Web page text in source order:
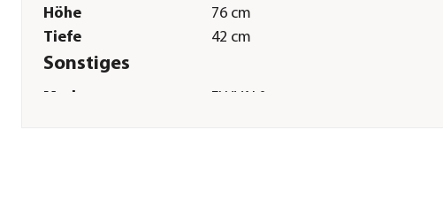
Höhe
76 cm
Tiefe
42 cm
Sonstiges
Marke FLUVAL®